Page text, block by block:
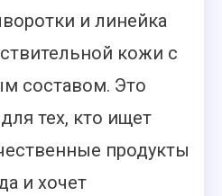
и линейка
кожи с
составом. Это
тех, кто ищет
продукты
и хочет